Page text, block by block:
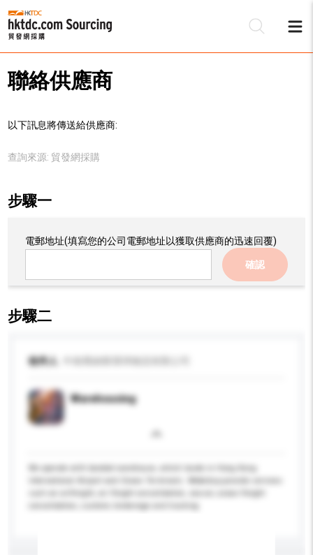
聯絡供應商
以下訊息將傳送給供應商:
查詢來源: 貿發網採購
步驟一
電郵地址(填寫您的公司電郵地址以獲取供應商的迅速回覆)
確認
步驟二
收件人
Warehousing
consolidation, customs brokerage and trucking